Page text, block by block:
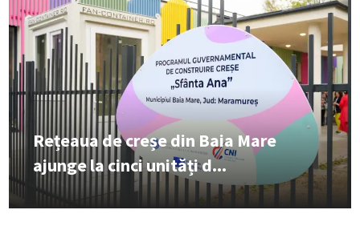
Rețeaua de creșe din Baia Mare
ajunge la cinci unități d...